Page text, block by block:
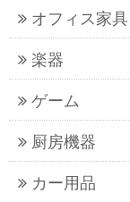
オフィス家具
楽器
ゲーム
厨房機器
カー用品